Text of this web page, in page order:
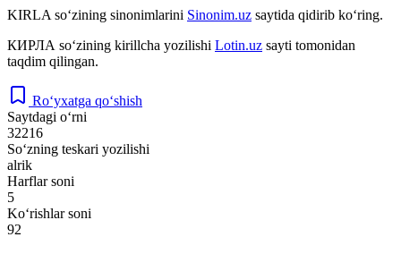
KIRLA so‘zining sinonimlarini Sinonim.uz saytida qidirib ko‘ring.
КИРЛА so‘zining kirillcha yozilishi Lotin.uz sayti tomonidan
taqdim qilingan.
Ro‘yxatga qo‘shish
Saytdagi o‘rni
32216
So‘zning teskari yozilishi
alrik
Harflar soni
5
Ko‘rishlar soni
92